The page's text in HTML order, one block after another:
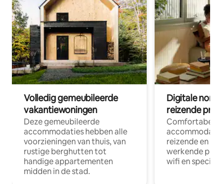
Volledig gemeubileerde
vakantiewoningen
Deze gemeubileerde
accommodaties hebben alle
voorzieningen van thuis, van
rustige berghutten tot
handige appartementen
midden in de stad.
Digitale
reizende
Comfortabele
reizende en
werkende
wifi en